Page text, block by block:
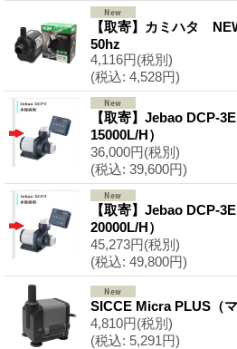
【取寄】カミハタ
50hz
4,116円(税別)
(税込: 4,528円)
【取寄】Jebao DCP-
15000L/H）
36,000円(税別)
(税込: 39,600円)
【取寄】Jebao DCP-
20000L/H）
45,273円(税別)
(税込: 49,800円)
SICCE Micra PLUS（マ
4,810円(税別)
(税込: 5,291円)